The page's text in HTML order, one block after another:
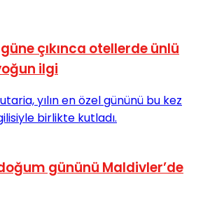
çıkınca otellerde ünlü
ilgi
gününü Maldivler’de